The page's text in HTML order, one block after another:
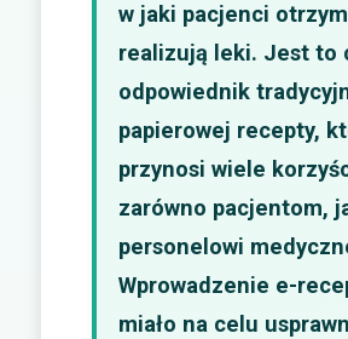
w jaki pacjenci
realizują leki. Jest to
odpowiednik
papierowej recepty,
przynosi wiele
zarówno pacjentom,
personelowi
Wprowadzenie e-
miało na celu